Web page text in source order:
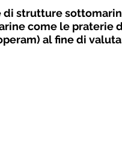
di strutture
come le praterie
al fine di